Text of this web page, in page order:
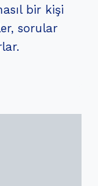
bir kişi
sorular